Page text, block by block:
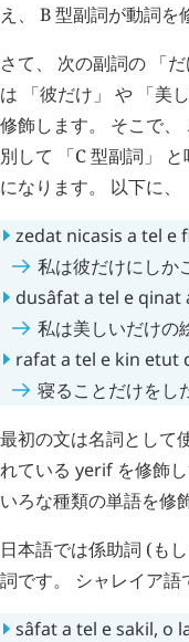
え、 B 型副詞が動詞
さて、 次の副詞の 「
は 「彼だけ」 や 「美
修飾します。 そこで
別して 「C 型副詞」
になります。 以下に、
zedat nicasis a tel e
私は彼だけにしか
dusâfata tel e qinat
私は美しいだけの
rafata tel e kin etut
寝ることだけをし
最初の文は名詞として
れている yerif を修飾
いろな種類の単語を修
日本語では係助詞 (も
詞です。 シャレイア語
sâfata tel esakil, o